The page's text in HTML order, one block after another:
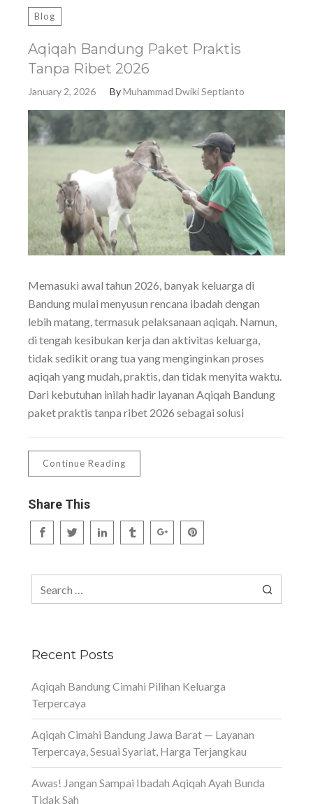
Blog
Aqiqah Bandung Paket Praktis
Tanpa Ribet 2026
January 2, 2026 ByMuhammad Dwiki Septianto
Memasuki awal tahun 2026, banyak keluarga di
Bandung mulai menyusun rencana ibadah dengan
lebih matang, termasuk pelaksanaan aqiqah. Namun,
di tengah kesibukan kerja dan aktivitas keluarga,
tidak sedikit orang tua yang menginginkan proses
aqiqah yang mudah, praktis, dan tidak menyita waktu.
Dari kebutuhan inilah hadir layanan Aqiqah Bandung
paket praktis tanpa ribet 2026 sebagai solusi
Continue Reading
Share This
Recent Posts
Aqiqah Bandung Cimahi Pilihan Keluarga
Terpercaya
Aqiqah Cimahi Bandung Jawa Barat — Layanan
Terpercaya, Sesuai Syariat, Harga Terjangkau
Awas! Jangan Sampai Ibadah Aqiqah Ayah Bunda
Tidak Sah